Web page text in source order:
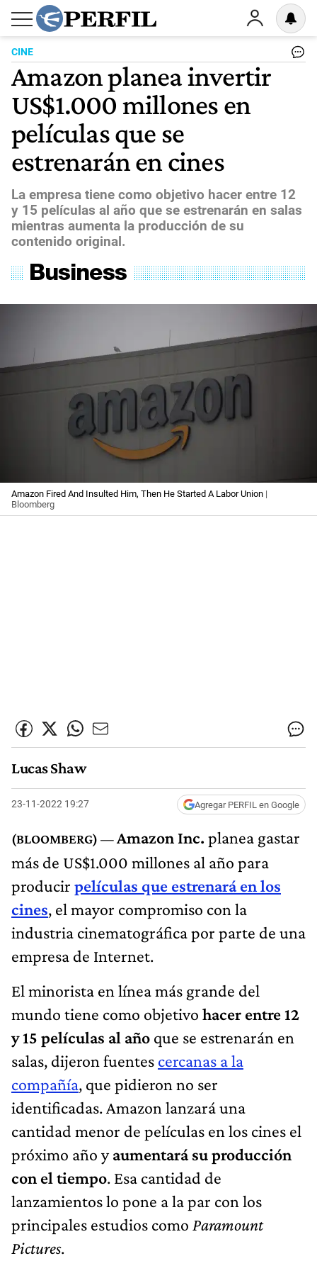
CINE
Amazon planea invertir
US$1.000 millones en
películas que se
estrenarán en cines
La empresa tiene como objetivo hacer entre 12
y 15 películas al año que se estrenarán en salas
mientras aumenta la producción de su
contenido original.
Amazon Fired And Insulted Him, Then He Started A Labor Union |
Bloomberg
Lucas Shaw
23-11-2022 19:27 Agregar PERFIL en Google
Amazon Inc. planea gastar
más de US$1.000 millones al año para
producir películas que estrenará en los
cines, el mayor compromiso con la
industria cinematográfica por parte de una
empresa de Internet.
El minorista en línea más grande del
mundo tiene como objetivo hacer entre 12
y 15 películas al año que se estrenarán en
salas, dijeron fuentes cercanas a la
compañía, que pidieron no ser
identificadas. Amazon lanzará una
cantidad menor de películas en los cines el
próximo año yaumentará su producción
con el tiempo. Esa cantidad de
lanzamientos lo pone a la par con los
principales estudios como Paramount
Pictures.